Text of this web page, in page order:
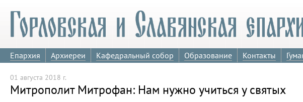
Епархия Архиереи Кафедральный собор Образование Контакты
01 августа 2018 г.
Митрополит Митрофан: Нам нужно учиться у святых